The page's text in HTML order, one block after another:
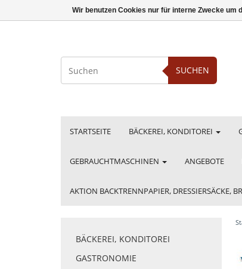
SUCHEN
STARTSEITE BÄCKEREI, KONDITOREI
GEBRAUCHTMASCHINEN ANGEBOTE
AKTION BACKTRENNPAPIER, DRESSIERSÄCKE,
BÄCKEREI, KONDITOREI
GASTRONOMIE
Wir benutzen Cookies nur für interne Zwecke um